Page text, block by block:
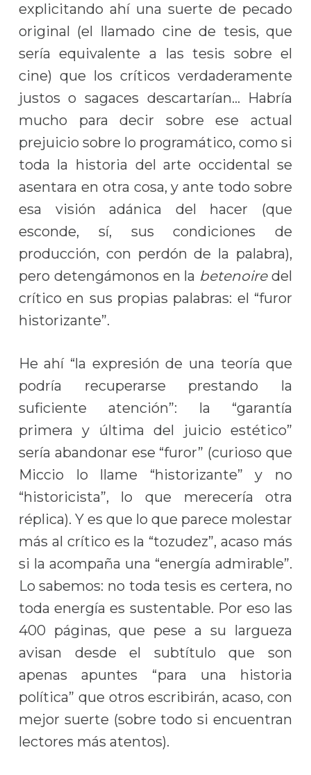
explicitando ahí una suerte de pecado
original (el llamado cine de tesis, que
sería equivalente a las tesis sobre el
cine) que los críticos verdaderamente
justos o sagaces descartarían… Habría
mucho para decir sobre ese actual
prejuicio sobre lo programático, como si
toda la historia del arte occidental se
asentara en otra cosa, y ante todo sobre
esa visión adánica del hacer (que
esconde, sí, sus condiciones de
producción, con perdón de la palabra),
pero detengámonos en la betenoiredel
crítico en sus propias palabras: el “furor
historizante”.
He ahí “la expresión de una teoría que
podría recuperarse prestando la
suficiente atención”: la “garantía
primera y última del juicio estético”
sería abandonar ese “furor” (curioso que
Miccio lo llame “historizante” y no
“historicista”, lo que merecería otra
réplica). Y es que lo que parece molestar
más al crítico es la “tozudez”, acaso más
si la acompaña una “energía admirable”.
Lo sabemos: no toda tesis es certera, no
toda energía es sustentable. Por eso las
400 páginas, que pese a su largueza
avisan desde el subtítulo que son
apenas apuntes “para una historia
política” que otros escribirán, acaso, con
mejor suerte (sobre todo si encuentran
lectores más atentos).